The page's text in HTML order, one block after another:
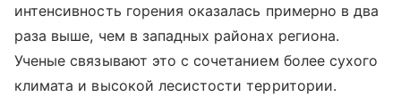
интенсивность горения оказалась примерно в два
раза выше, чем в западных районах региона.
Ученые связывают это с сочетанием более сухого
климата и высокой лесистости территории.